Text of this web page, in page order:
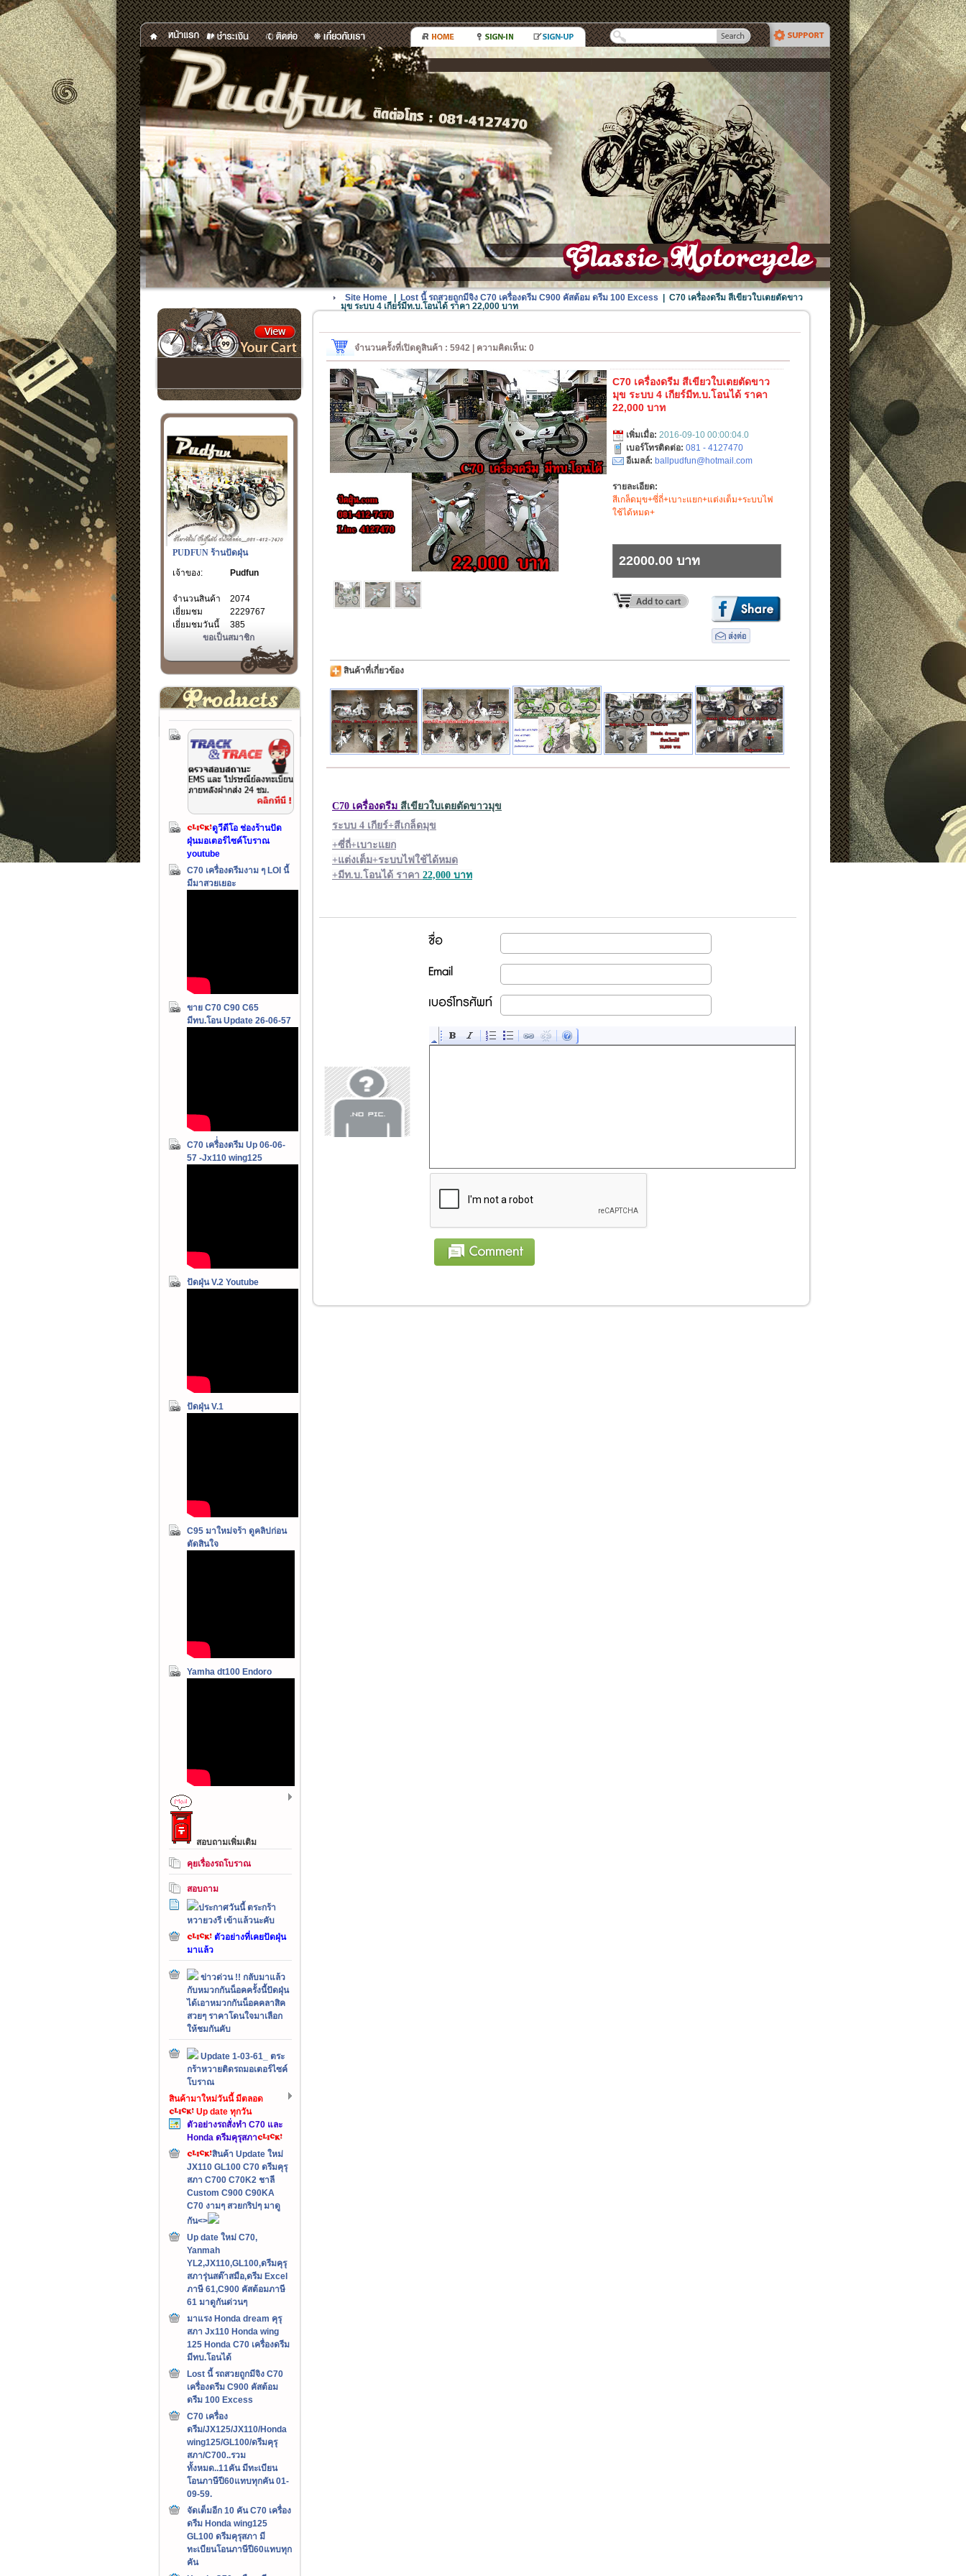
PUDFUN ร้านปัดฝุ่น
เจ้าของ:
Pudfun
จำนวนสินค้า
2074
เยี่ยมชม
2229767
เยี่ยมชมวันนี้
385
ขอเป็นสมาชิก
ดูวีดีโอ ช่องร้านปัด
ฝุ่นมอเตอร์ไซค์โบราณ
youtube
C70 เครื่องดรีมงาม ๆ LOI นี้
มีมาสวยเยอะ
ขาย C70 C90 C65
มีทบ.โอน Update 26-06-57
C70 เครื่่องดรีม Up 06-06-
57 -Jx110 wing125
ปัดฝุ่น V.2 Youtube
ปัดฝุ่น V.1
C95 มาใหม่จร้า ดูคลิปก่อน
ตัดสินใจ
Yamha dt100 Endoro
สอบถามเพิ่มเติม
คุยเรื่องรถโบราณ
สอบถาม
ประกาศวันนี้ ตระกร้า
หวายวงรี เข้าแล้วนะคับ
ตัวอย่างที่เคยปัดฝุ่น
มาแล้ว
ข่าวด่วน !! กลับมาแล้ว
กับหมวกกันน็อคครั้งนี้ปัดฝุ่น
ได้เอาหมวกกันน็อคคลาสิค
สวยๆ ราคาโดนใจมาเลือก
ให้ชมกันคับ
Update 1-03-61_ ตระ
กร้าหวายติดรถมอเตอร์ไซค์
โบราณ
สินค้ามาใหม่วันนี้ มีตลอด
Up date ทุกวัน
ตัวอย่างรถสั่งทำ C70 และ
Honda ดรีมคุรุสภา
สินค้า Update ใหม่
JX110 GL100 C70 ดรีมคุรุ
สภา C700 C70K2 ชาลี
Custom C900 C90KA
C70 งามๆ สวยกริปๆ มาดู
กัน<>
Up date ใหม่ C70,
Yanmah
YL2,JX110,GL100,ดรีมคุรุ
สภารุ่นสต๊าสมือ,ดรีม Excel
ภาษี 61,C900 คัสต้อมภาษี
61 มาดูกันด่วนๆ
มาแรง Honda dream คุรุ
สภา Jx110 Honda wing
125 Honda C70 เครื่องดรีม
มีทบ.โอนได้
Lost นี้ รถสวยถูกมีจิง C70
เครื่องดรีม C900 คัสต้อม
ดรีม 100 Excess
C70 เครื่อง
ดรีม/JX125/JX110/Honda
wing125/GL100/ดรีมคุรุ
สภา/C700..รวม
ทั้งหมด..11คัน มีทะเบียน
โอนภาษีปี60แทบทุกคัน 01-
09-59.
จัดเต็มอีก 10 คัน C70 เครื่อง
ดรีม Honda wing125
GL100 ดรีมคุรุสภา มี
ทะเบียนโอนภาษีปี60แทบทุก
คัน
Site Home Lost นี้ รถสวยถูกมีจิง C70 เครื่องดรีม C900 คัสต้อม ดรีม 100 Excess
C70 เครื่องดรีม สีเขียวใบเตยตัดขาว
มุข ระบบ 4 เกียร์มีท.บ.โอนได้ ราคา 22,000 บาท
จำนวนครั้งที่เปิดดูสินค้า : 5942 | ความคิดเห็น: 0
C70 เครื่องดรีม สีเขียวใบเตยตัดขาว
มุข ระบบ 4 เกียร์มีท.บ.โอนได้ ราคา
22,000 บาท
เพิ่มเมื่อ: 2016-09-10 00:00:04.0
เบอร์โทรติดต่อ: 081 - 4127470
อีเมลล์: ballpudfun@hotmail.com
รายละเอียด:
สีเกล็ดมุข+ซี่ถี่+เบาะแยก+แต่งเต็ม+ระบบไฟ
ใช้ได้หมด+
22000.00 บาท
สินค้าที่เกี่ยวข้อง
C70 เครื่องดรีม สีเขียวใบเตยตัดขาวมุข
ระบบ 4 เกียร์+สีเกล็ดมุข
+ซี่ถี่+เบาะแยก
+แต่งเต็ม+ระบบไฟใช้ได้หมด
+มีท.บ.โอนได้ ราคา 22,000 บาท
ชื่อ
Email
เบอร์โทรศัพท์